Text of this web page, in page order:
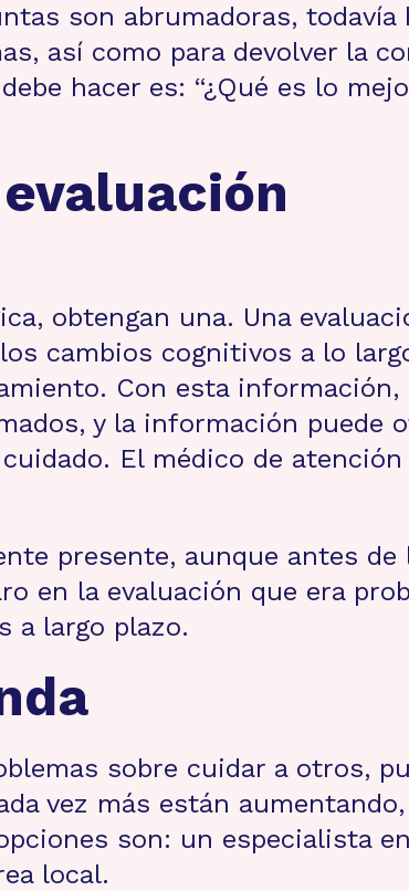
son abrumadoras, todavía
así como para devolver la
hacer es: “¿Qué es lo
obtengan una. Una
cambios cognitivos a lo
Con esta información,
y la información puede
El médico de
presente, aunque antes de
en la evaluación que era
a largo plazo.
sobre cuidar a otros,
vez más están
son: un especialista
local.